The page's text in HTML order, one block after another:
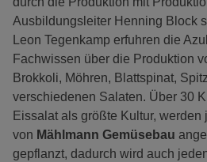
Ausbildungsleiter Henning Block
Leon Tegenkamp erfuhren die
Fachwissen über die Produktion
Brokkoli, Möhren, Blattspinat,
verschiedenen Salaten. Über 30
Eissalat als größte Kultur,
von Mählmann Gemüsebau
gepflanzt, dadurch wird auch